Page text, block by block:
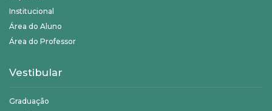
Institucional
Área do Aluno
Área do Professor
Vestibular
Graduação